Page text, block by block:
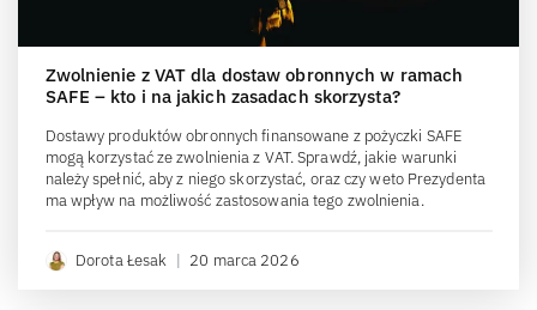
Zwolnienie z VAT dla dostaw obronnych w ramach
SAFE – kto i na jakich zasadach skorzysta?
Dostawy produktów obronnych finansowane z pożyczki SAFE
mogą korzystać ze zwolnienia z VAT. Sprawdź, jakie warunki
należy spełnić, aby z niego skorzystać, oraz czy weto Prezydenta
ma wpływ na możliwość zastosowania tego zwolnienia.
Dorota Łesak | 20 marca 2026